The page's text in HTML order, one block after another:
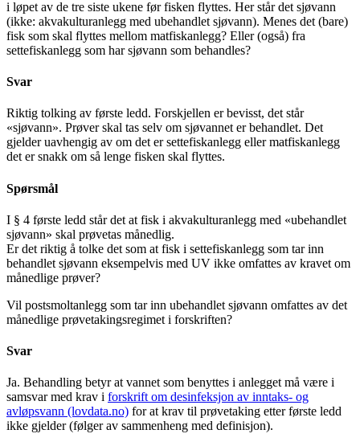
i løpet av de tre siste ukene før fisken flyttes. Her står det sjøvann
(ikke: akvakulturanlegg med ubehandlet sjøvann). Menes det (bare)
fisk som skal flyttes mellom matfiskanlegg? Eller (også) fra
settefiskanlegg som har sjøvann som behandles?
Svar
Riktig tolking av første ledd. Forskjellen er bevisst, det står
«sjøvann». Prøver skal tas selv om sjøvannet er behandlet. Det
gjelder uavhengig av om det er settefiskanlegg eller matfiskanlegg
det er snakk om så lenge fisken skal flyttes.
Spørsmål
I § 4 første ledd står det at fisk i akvakulturanlegg med «ubehandlet
sjøvann» skal prøvetas månedlig.
Er det riktig å tolke det som at fisk i settefiskanlegg som tar inn
behandlet sjøvann eksempelvis med UV ikke omfattes av kravet om
månedlige prøver?
Vil postsmoltanlegg som tar inn ubehandlet sjøvann omfattes av det
månedlige prøvetakingsregimet i forskriften?
Svar
Ja. Behandling betyr at vannet som benyttes i anlegget må være i
samsvar med krav i forskrift om desinfeksjon av inntaks- og
avløpsvann (lovdata.no) for at krav til prøvetaking etter første ledd
ikke gjelder (følger av sammenheng med definisjon).